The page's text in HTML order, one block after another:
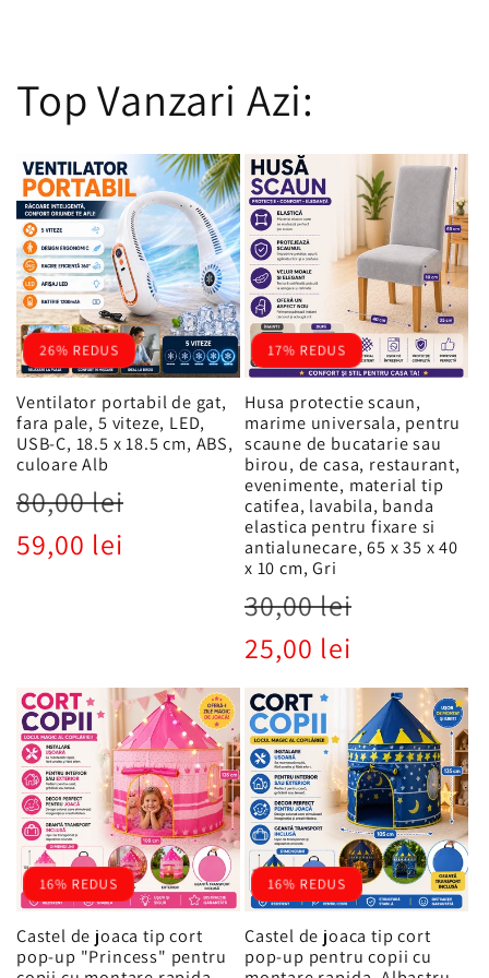
Top Vanzari Azi:
26% REDUS
Ventilator portabil de gat,
fara pale, 5 viteze, LED,
USB-C, 18.5 x 18.5 cm, ABS,
culoare Alb
Preț
obișnuit
80,00 lei
59,00 lei
17% REDUS
Husa protectie scaun,
marime universala, pentru
scaune de bucatarie sau
birou, de casa, restaurant,
evenimente, material tip
catifea, lavabila, banda
elastica pentru fixare si
antialunecare, 65 x 35 x 40
x 10 cm, Gri
Preț
obișnuit
30,00 lei
25,00 lei
16% REDUS
Castel de joaca tip cort
pop-up "Princess" pentru
16% REDUS
Castel de joaca tip cort
pop-up pentru copii cu